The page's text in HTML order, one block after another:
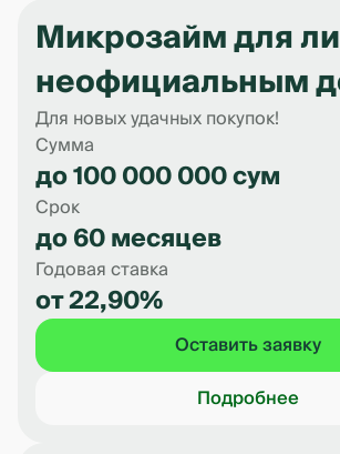
Микрозайм для
неофициальным
Для новых удачных покупок!
Сумма
до 100 000 000 сум
Срок
до 60 месяцев
Годовая ставка
от 22,90%
Оставить заявку
Подробнее